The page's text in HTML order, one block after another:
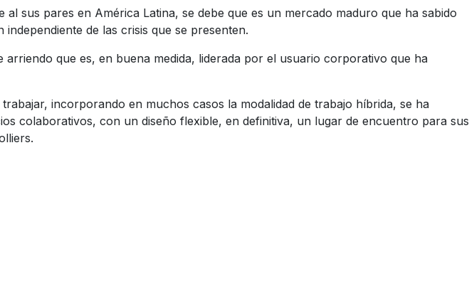
sus pares en América Latina, se debe que es un mercado maduro que ha sabido
de las crisis que se presenten.
que es, en buena medida, liderada por el usuario corporativo que ha
incorporando en muchos casos la modalidad de trabajo híbrida, se ha
colaborativos, con un diseño flexible, en definitiva, un lugar de encuentro para sus